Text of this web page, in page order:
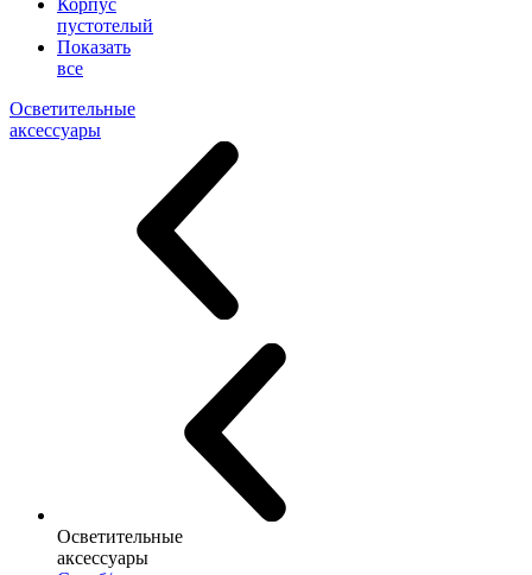
Корпус
пустотелый
Показать
все
Осветительные
аксессуары
Осветительные
аксессуары